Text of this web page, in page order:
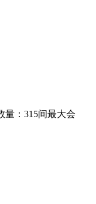
量：315间最大会